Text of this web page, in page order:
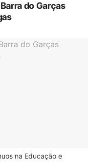
do Garças
na Educação e